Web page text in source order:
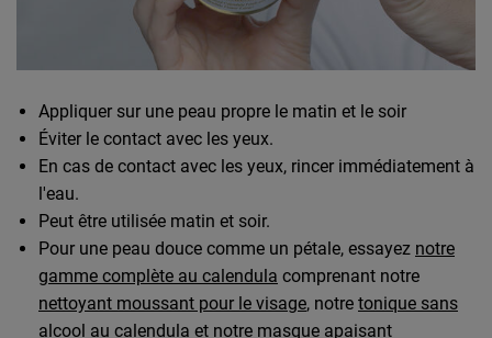
Appliquer sur une peau propre le matin et le soir
Éviter le contact avec les yeux.
En cas de contact avec les yeux, rincer immédiatement à
l'eau.
Peut être utilisée matin et soir.
Pour une peau douce comme un pétale, essayez notre
gamme complète au calendula comprenant notre
nettoyant moussant pour le visage, notre tonique sans
alcool au calendula et notre masque apaisant